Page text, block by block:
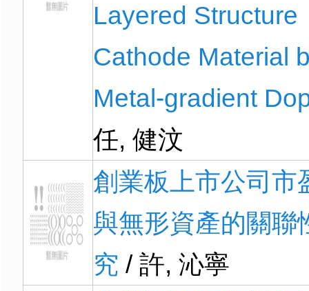
Layered Structure
Cathode Material
Metal-gradient
任, 健汶
創業板上市公司市
與無形資產的關聯
究 / 許, 沁寧